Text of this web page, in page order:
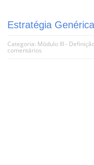
Estratégia
Categoria: Módulo III -
comentários